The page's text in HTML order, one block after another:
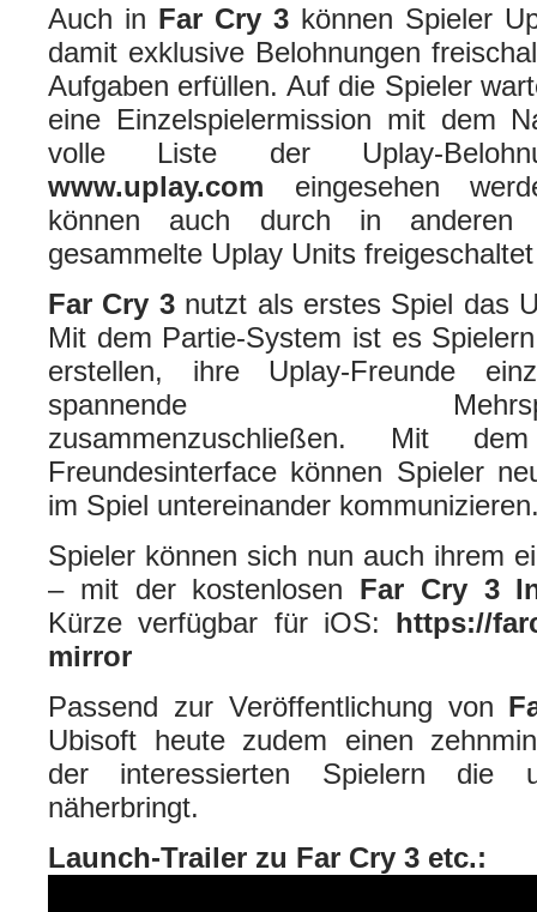
Auch in Far Cry 3 können Spieler
damit exklusive Belohnungen
Aufgaben erfüllen. Auf die Spieler
eine Einzelspielermission mit dem
volle Liste der Uplay-
www.uplay.com eingesehen
können auch durch in
gesammelte Uplay Units
Far Cry 3nutzt als erstes Spiel das
Mit dem Partie-System ist es
erstellen, ihre Uplay-Freunde
spannende
zusammenzuschließen. Mit
Freundesinterface können Spieler
im Spiel untereinander
Spieler können sich nun auch ihrem
– mit der kostenlosen Far Cry 3
Kürze verfügbar für iOS: https://
mirror
Passend zur Veröffentlichung von
Ubisoft heute zudem einen
der interessierten Spielern die
näherbringt.
Launch-Trailer zu Far Cry 3 etc.: